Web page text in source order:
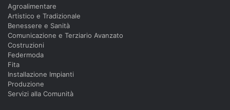
Agroalimentare
Artistico e Tradizionale
Benessere e Sanità
Comunicazione e Terziario Avanzato
Costruzioni
Federmoda
Fita
Installazione Impianti
Produzione
Servizi alla Comunità